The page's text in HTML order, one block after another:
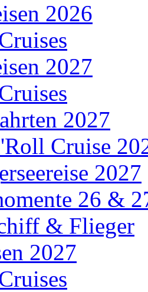
2026
2027
2027
Cruise
2027
26 &
& Flieger
2027